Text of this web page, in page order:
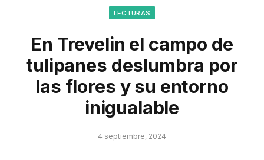
LECTURAS
En Trevelin el campo de
tulipanes deslumbra por
las flores y su entorno
inigualable
4 septiembre, 2024